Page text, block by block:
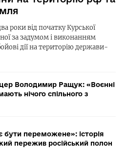
роки від початку Курської
за задумом і виконанням
дії на територію держави-
Володимир Ращук: «Воєнні
нічого спільного з
бути переможене»: історія
пережив російський полон